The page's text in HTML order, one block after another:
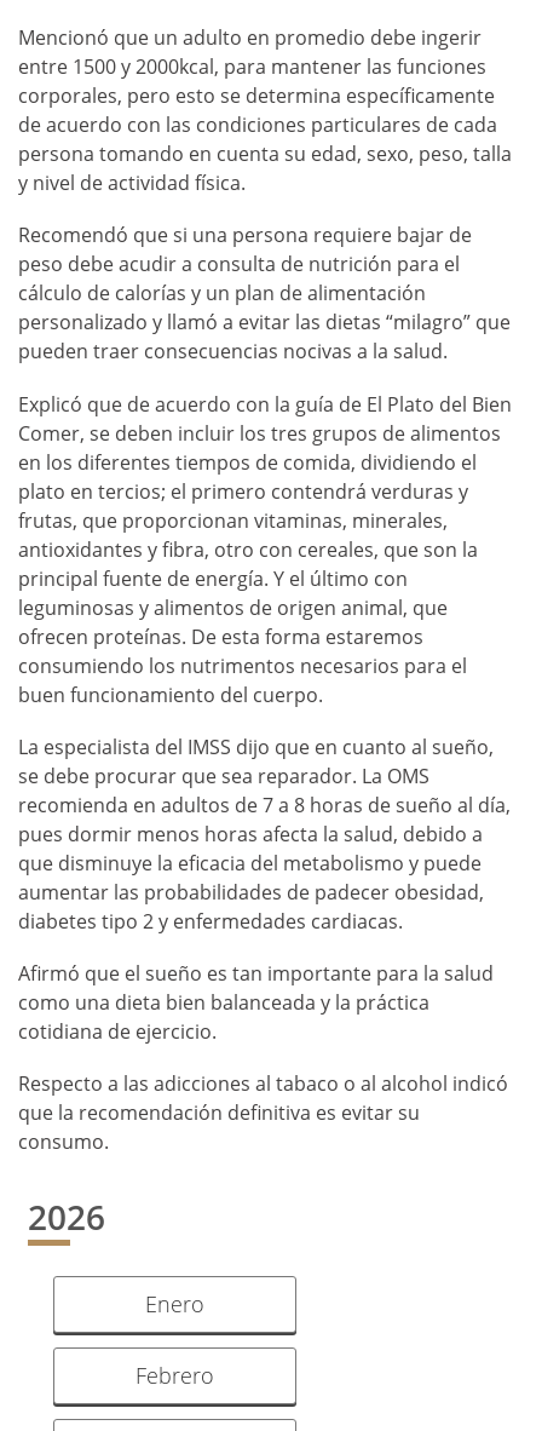
Mencionó que un adulto en promedio debe ingerir
entre 1500 y 2000kcal, para mantener las funciones
corporales, pero esto se determina específicamente
de acuerdo con las condiciones particulares de cada
persona tomando en cuenta su edad, sexo, peso, talla
y nivel de actividad física.
Recomendó que si una persona requiere bajar de
peso debe acudir a consulta de nutrición para el
cálculo de calorías y un plan de alimentación
personalizado y llamó a evitar las dietas “milagro” que
pueden traer consecuencias nocivas a la salud.
Explicó que de acuerdo con la guía de El Plato del Bien
Comer, se deben incluir los tres grupos de alimentos
en los diferentes tiempos de comida, dividiendo el
plato en tercios; el primero contendrá verduras y
frutas, que proporcionan vitaminas, minerales,
antioxidantes y fibra, otro con cereales, que son la
principal fuente de energía. Y el último con
leguminosas y alimentos de origen animal, que
ofrecen proteínas. De esta forma estaremos
consumiendo los nutrimentos necesarios para el
buen funcionamiento del cuerpo.
La especialista del IMSS dijo que en cuanto al sueño,
se debe procurar que sea reparador. La OMS
recomienda en adultos de 7 a 8 horas de sueño al día,
pues dormir menos horas afecta la salud, debido a
que disminuye la eficacia del metabolismo y puede
aumentar las probabilidades de padecer obesidad,
diabetes tipo 2 y enfermedades cardiacas.
Afirmó que el sueño es tan importante para la salud
como una dieta bien balanceada y la práctica
cotidiana de ejercicio.
Respecto a las adicciones al tabaco o al alcohol indicó
que la recomendación definitiva es evitar su
consumo.
2026
Enero
Febrero